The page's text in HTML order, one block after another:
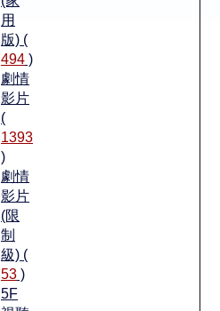
個人借閱
用
版) (
494)
劇情
影片
(
1393
)
劇情
影片
(限
制
級) (
53)
5F